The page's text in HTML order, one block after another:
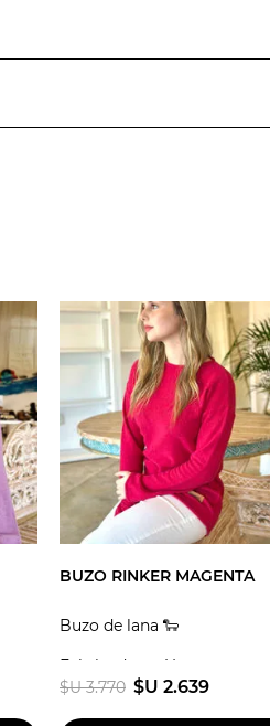
BUZO RINKER MAGENTA
Buzo de lana 🐑
Fabricado en Uruguay
$U 3.770 $U 2.639